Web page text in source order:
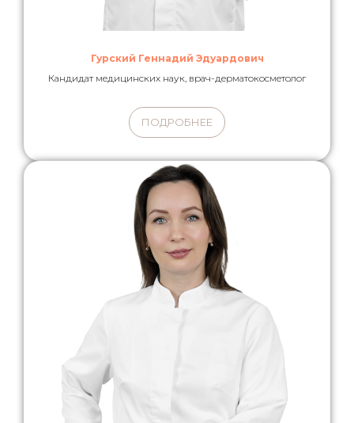
Гурский Геннадий Эдуардович
Кандидат медицинских наук, врач-дерматокосметолог
ПОДРОБНЕЕ